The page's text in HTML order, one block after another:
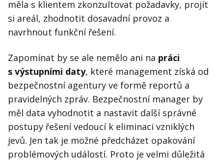
měla s klientem zkonzultovat požadavky, projít
si areál, zhodnotit dosavadní provoz a
navrhnout funkční řešení.
Zapomínat by se ale nemělo ani na práci
s výstupními daty, které management získá od
bezpečnostní agentury ve formě reportů a
pravidelných zpráv. Bezpečnostní manager by
měl data vyhodnotit a nastavit další správné
postupy řešení vedoucí k eliminaci vzniklých
jevů. Jen tak je možné předcházet opakování
problémových událostí. Proto je velmi důležitá